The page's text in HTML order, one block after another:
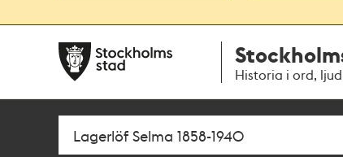
navigationen
huvudinnehållet
Historia i ord,
Sök